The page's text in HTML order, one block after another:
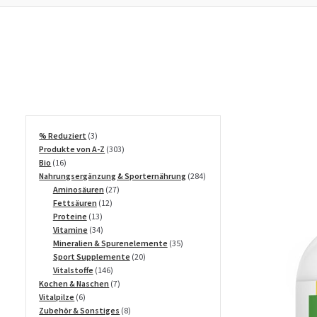
% Reduziert 33
Produkte
Produkte von A-Z 303303
Bio 1616
Produkte
Nahrungsergänzung & Sporternährung 284284
Aminosäuren 2727
Fettsäuren 1212
Proteine 1313
Produkte
Vitamine 3434
Produkte
Mineralien & Spurenelemente 3535
Sport Supplemente 2020
Vitalstoffe 146146
Produkte
Kochen & Naschen 77
Vitalpilze 66
Produkte
Zubehör & Sonstiges 88